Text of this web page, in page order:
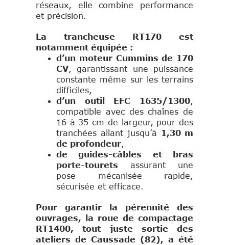
réseaux, elle combine performance
et précision.
La trancheuse RT170 est
notamment équipée :
d’un moteur Cummins de 170
CV, garantissant une puissance
constante même sur les terrains
difficiles,
d’un outil EFC 1635/1300,
compatible avec des chaînes de
16 à 35 cm de largeur, pour des
tranchées allant jusqu’à
1,30 m
de profondeur,
de guides-câbles et bras
porte-tourets assurant une
pose mécanisée rapide,
sécurisée et efficace.
Pour garantir la pérennité des
ouvrages, la roue de compactage
RT1400, tout juste sortie des
ateliers de Caussade (82), a été